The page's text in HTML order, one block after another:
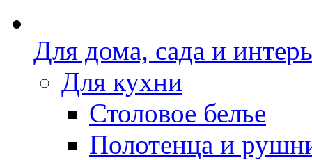
Для дома, сада и
Для кухни
Столовое белье
Полотенца и